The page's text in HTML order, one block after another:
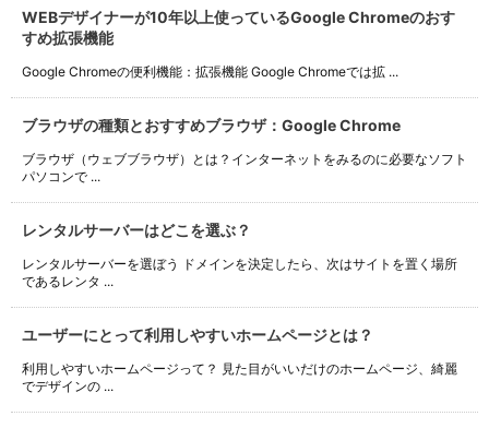
WEBデザイナーが10年以上使っているGoogle Chromeのおす
すめ拡張機能
Google Chromeの便利機能：拡張機能 Google Chromeでは拡 ...
ブラウザの種類とおすすめブラウザ：Google Chrome
ブラウザ（ウェブブラウザ）とは？インターネットをみるのに必要なソフト
パソコンで ...
レンタルサーバーはどこを選ぶ？
レンタルサーバーを選ぼう ドメインを決定したら、次はサイトを置く場所
であるレンタ ...
ユーザーにとって利用しやすいホームページとは？
利用しやすいホームページって？ 見た目がいいだけのホームページ、綺麗
でデザインの ...